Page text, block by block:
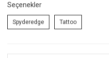
Seçenekler
Spyderedge Tattoo